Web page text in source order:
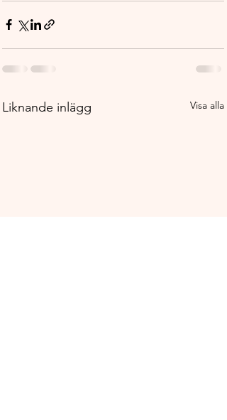
Liknande inlägg Visa alla